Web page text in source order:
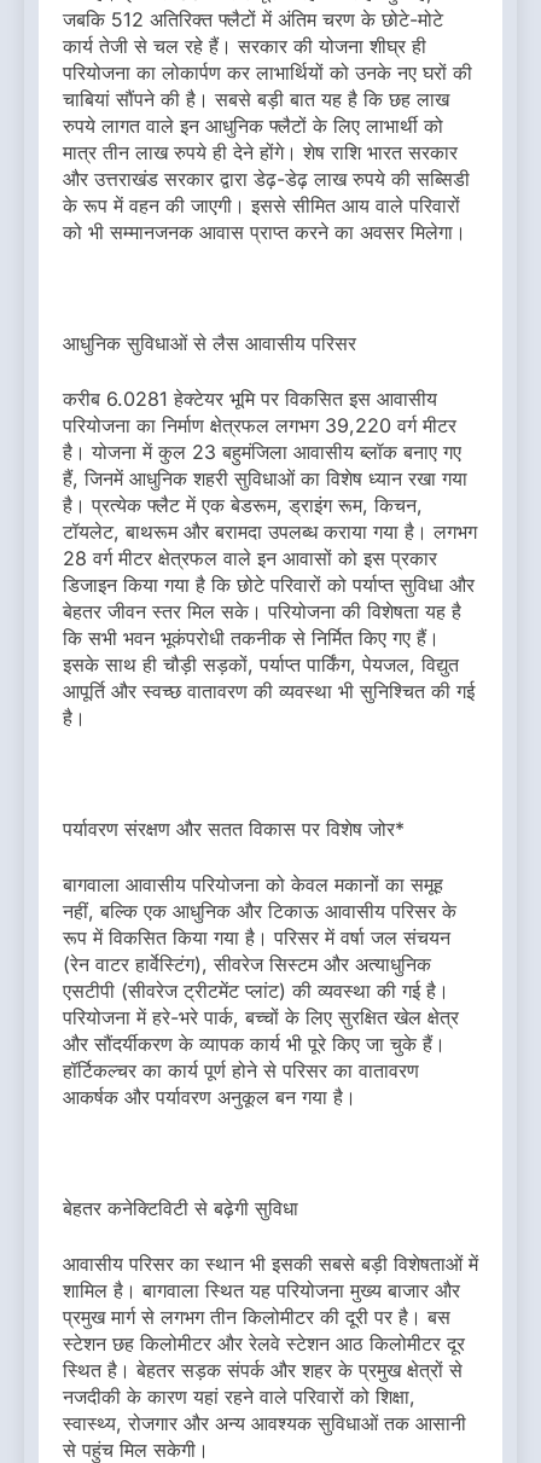
जबकि 512 अतिरिक्त फ्लैटों में अंतिम चरण के छोटे-मोटे
कार्य तेजी से चल रहे हैं। सरकार की योजना शीघ्र ही
परियोजना का लोकार्पण कर लाभार्थियों को उनके नए घरों की
चाबियां सौंपने की है। सबसे बड़ी बात यह है कि छह लाख
रुपये लागत वाले इन आधुनिक फ्लैटों के लिए लाभार्थी को
मात्र तीन लाख रुपये ही देने होंगे। शेष राशि भारत सरकार
और उत्तराखंड सरकार द्वारा डेढ़-डेढ़ लाख रुपये की सब्सिडी
के रूप में वहन की जाएगी। इससे सीमित आय वाले परिवारों
को भी सम्मानजनक आवास प्राप्त करने का अवसर मिलेगा।
आधुनिक सुविधाओं से लैस आवासीय परिसर
करीब 6.0281 हेक्टेयर भूमि पर विकसित इस आवासीय
परियोजना का निर्माण क्षेत्रफल लगभग 39,220 वर्ग मीटर
है। योजना में कुल 23 बहुमंजिला आवासीय ब्लॉक बनाए गए
हैं, जिनमें आधुनिक शहरी सुविधाओं का विशेष ध्यान रखा गया
है। प्रत्येक फ्लैट में एक बेडरूम, ड्राइंग रूम, किचन,
टॉयलेट, बाथरूम और बरामदा उपलब्ध कराया गया है। लगभग
28 वर्ग मीटर क्षेत्रफल वाले इन आवासों को इस प्रकार
डिजाइन किया गया है कि छोटे परिवारों को पर्याप्त सुविधा और
बेहतर जीवन स्तर मिल सके। परियोजना की विशेषता यह है
कि सभी भवन भूकंपरोधी तकनीक से निर्मित किए गए हैं।
इसके साथ ही चौड़ी सड़कों, पर्याप्त पार्किंग, पेयजल, विद्युत
आपूर्ति और स्वच्छ वातावरण की व्यवस्था भी सुनिश्चित की गई
है।
पर्यावरण संरक्षण और सतत विकास पर विशेष जोर*
बागवाला आवासीय परियोजना को केवल मकानों का समूह
नहीं, बल्कि एक आधुनिक और टिकाऊ आवासीय परिसर के
रूप में विकसित किया गया है। परिसर में वर्षा जल संचयन
(रेन वाटर हार्वेस्टिंग), सीवरेज सिस्टम और अत्याधुनिक
एसटीपी (सीवरेज ट्रीटमेंट प्लांट) की व्यवस्था की गई है।
परियोजना में हरे-भरे पार्क, बच्चों के लिए सुरक्षित खेल क्षेत्र
और सौंदर्यीकरण के व्यापक कार्य भी पूरे किए जा चुके हैं।
हॉर्टिकल्चर का कार्य पूर्ण होने से परिसर का वातावरण
आकर्षक और पर्यावरण अनुकूल बन गया है।
बेहतर कनेक्टिविटी से बढ़ेगी सुविधा
आवासीय परिसर का स्थान भी इसकी सबसे बड़ी विशेषताओं में
शामिल है। बागवाला स्थित यह परियोजना मुख्य बाजार और
प्रमुख मार्ग से लगभग तीन किलोमीटर की दूरी पर है। बस
स्टेशन छह किलोमीटर और रेलवे स्टेशन आठ किलोमीटर दूर
स्थित है। बेहतर सड़क संपर्क और शहर के प्रमुख क्षेत्रों से
नजदीकी के कारण यहां रहने वाले परिवारों को शिक्षा,
स्वास्थ्य, रोजगार और अन्य आवश्यक सुविधाओं तक आसानी
से पहुंच मिल सकेगी।